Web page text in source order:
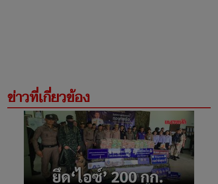
ข่าวที่เกี่ยวข้อง